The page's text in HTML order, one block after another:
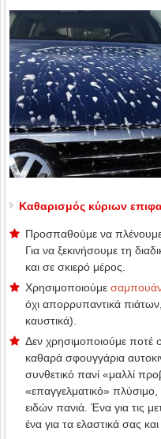
Καθαρισμός κύριων
Προσπαθούμε να
Για να ξεκινήσουμε τη
και σε σκιερό μέρος.
Χρησιμοποιούμε
όχι απορρυπαντικά
καυστικά).
Δεν χρησιμοποιούμε ποτέ
καθαρά σφουγγάρια
συνθετικό πανί «μαλλί
«επαγγελματικό»
ειδών πανιά. Ένα για τις
ένα για τα ελαστικά σας